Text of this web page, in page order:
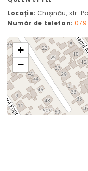
Locație: Chișinău, str.
Număr de telefon:
+
−